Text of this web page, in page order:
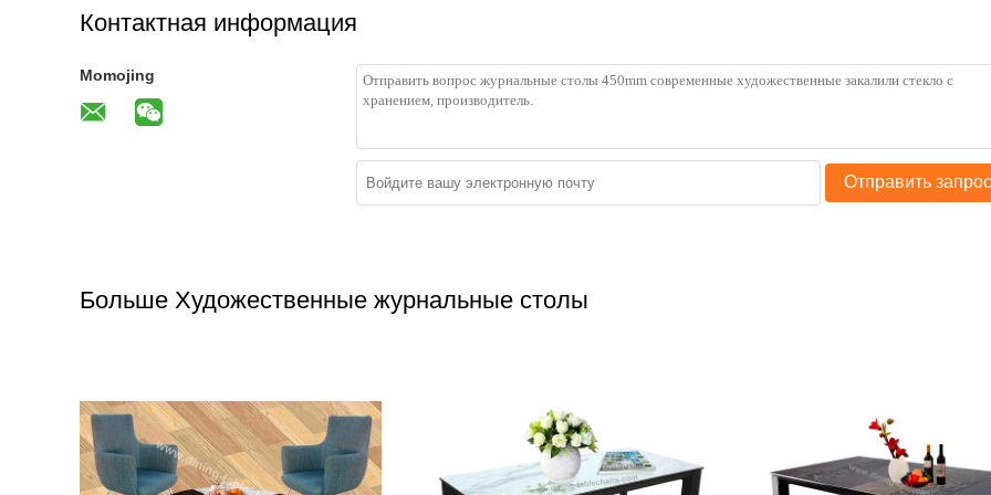
Контактная информация
Momojing
Отправить запрос
Больше Художественные журнальные столы